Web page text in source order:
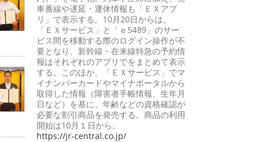
車番線や遅延・運休情報も「ＥＸアプ
リ」で表示する。10月20日からは、
「ＥＸサービス」と「ｅ5489」のサー
ビス間を移動する際のログイン操作が不
要となり、新幹線・在来線特急の予約情
報はそれぞれのアプリでをまとめて表示
する。このほか、「ＥＸサービス」でマ
イナンバーカードやマイナポータルから
取得した情報（障害者手帳情報、生年月
日など）を基に、年齢などの資格確認が
必要な割引商品を発売する。商品の利用
開始は10月１日から。
https://jr-central.co.jp/